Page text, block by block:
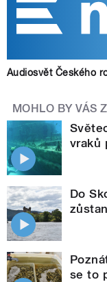
Audiosvět Českého
MOHLO BY VÁS
vraků
Do
se to